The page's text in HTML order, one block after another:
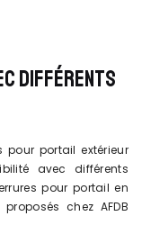
DIFFÉRENTS
pour portail extérieur
avec différents
pour portail en
chez AFDB